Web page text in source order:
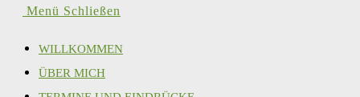
Menü Schließen
WILLKOMMEN
ÜBER MICH